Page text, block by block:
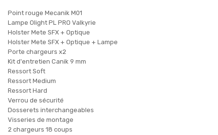
Point rouge Mecanik M01
Lampe Olight PL PRO Valkyrie
Holster Mete SFX + Optique
Holster Mete SFX + Optique + Lampe
Porte chargeurs x2
Kit d'entretien Canik 9 mm
Ressort Soft
Ressort Medium
Ressort Hard
Verrou de sécurité
Dosserets interchangeables
Visseries de montage
2 chargeurs 18 coups